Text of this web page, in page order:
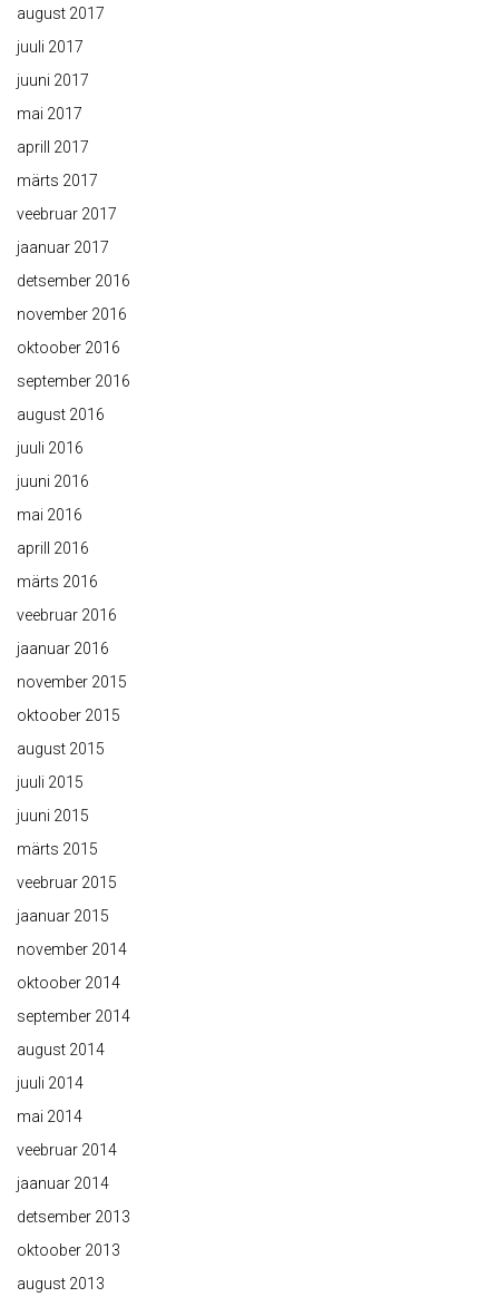
august 2017
juuli 2017
juuni 2017
mai 2017
aprill 2017
märts 2017
veebruar 2017
jaanuar 2017
detsember 2016
november 2016
oktoober 2016
september 2016
august 2016
juuli 2016
juuni 2016
mai 2016
aprill 2016
märts 2016
veebruar 2016
jaanuar 2016
november 2015
oktoober 2015
august 2015
juuli 2015
juuni 2015
märts 2015
veebruar 2015
jaanuar 2015
november 2014
oktoober 2014
september 2014
august 2014
juuli 2014
mai 2014
veebruar 2014
jaanuar 2014
detsember 2013
oktoober 2013
august 2013